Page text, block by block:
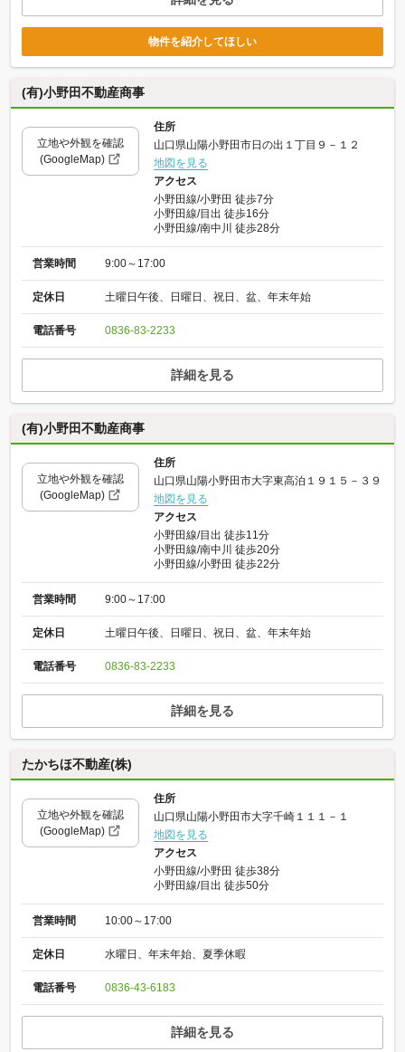
物件を紹介してほしい
(有)小野田不動産商事
立地や外観を確認
(GoogleMap)
住所
山口県山陽小野田市日の出１丁目９－１２
地図を見る
アクセス
小野田線/小野田 徒歩7分
小野田線/目出 徒歩16分
小野田線/南中川 徒歩28分
営業時間 9:00～17:00
定休日 土曜日午後、日曜日、祝日、盆、年末年始
電話番号 0836-83-2233
詳細を見る
(有)小野田不動産商事
立地や外観を確認
(GoogleMap)
住所
山口県山陽小野田市大字東高泊１９１５－３９
地図を見る
アクセス
小野田線/目出 徒歩11分
小野田線/南中川 徒歩20分
小野田線/小野田 徒歩22分
営業時間 9:00～17:00
定休日 土曜日午後、日曜日、祝日、盆、年末年始
電話番号 0836-83-2233
詳細を見る
たかちほ不動産(株)
立地や外観を確認
(GoogleMap)
住所
山口県山陽小野田市大字千崎１１１－１
地図を見る
アクセス
小野田線/小野田 徒歩38分
小野田線/目出 徒歩50分
営業時間 10:00～17:00
定休日 水曜日、年末年始、夏季休暇
電話番号 0836-43-6183
詳細を見る